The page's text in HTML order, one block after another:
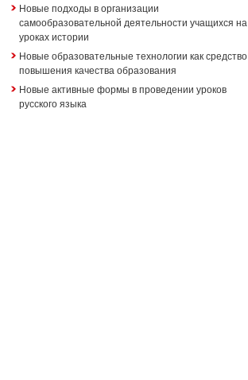
Новые подходы в организации
самообразовательной деятельности учащихся на
уроках истории
Новые образовательные технологии как средство
повышения качества образования
Новые активные формы в проведении уроков
русского языка